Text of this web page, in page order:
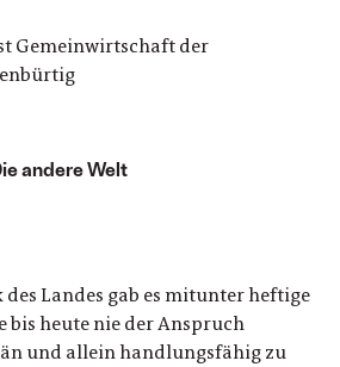
Gemeinwirtschaft der
andere Welt
Landes gab es mitunter heftige
bis heute nie der Anspruch
und allein handlungsfähig zu